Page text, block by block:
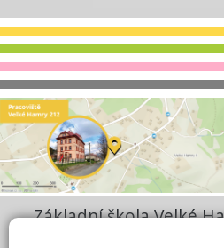
Základní škola Velké